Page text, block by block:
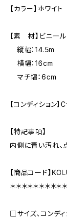
【カラー】ホワイト
【素 材】ビニール
縦幅：14.5m
横幅：16cm
マチ幅：6cm
【コンディション】
【特記事項】
内側に青い汚れ、
【商品コード】
＊＊＊＊＊＊＊＊＊
□サイズ、コンデ